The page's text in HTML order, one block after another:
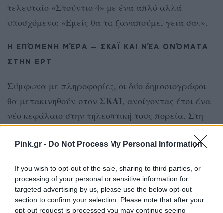
Pink.gr - Do Not Process My Personal Information
If you wish to opt-out of the sale, sharing to third parties, or
processing of your personal or sensitive information for
targeted advertising by us, please use the below opt-out
section to confirm your selection. Please note that after your
opt-out request is processed you may continue seeing
τελευταίο «Στούντιο 4» με ένα απλό αλλά
υποσχόμενο: «Εμείς θα τα ξαναπούμε, γεια σας».
Η ΕΠΌΜΕΝΗ ΜΈΡΑ — ΣΚΑΪ ΚΑΙ ΝΈΑ ΟΝΌΜΑΤΑ
ΣΤΗΝ ΕΡΤ
Σύμφωνα με πληροφορίες, οι δύο δημοσιογράφοι
θα μετακινηθούν στον ΣΚΑΪ, ανοίγοντας έτσι ένα
νέο κεφάλαιο στην τηλεοπτική τους πορεία. Στη
αναμένεται να βρεθούν ηΚατερίνα Καραβάτου
Με την αλλαγή αυτή, η δημόσια τηλεόραση
ετοιμάζεται να υποδεχτεί ένα νέο δίδυμο